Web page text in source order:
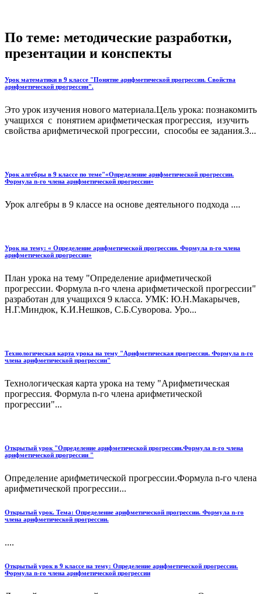
По теме: методические разработки,
презентации и конспекты
Урок математики в 9 классе "Понятие арифметической прогрессии. Свойства
арифметической прогрессии".
Это урок изучения нового материала.Цель урока: познакомить
учащихся с понятием арифметическая прогрессия, изучить
свойства арифметической прогрессии, способы ее задания.З...
Урок алгебры в 9 классе по теме"«Определение арифметической прогрессии.
Формула n-го члена арифметической прогрессии»
Урок алгебры в 9 классе на основе деятельного подхода ....
Урок на тему: « Определение арифметической прогрессии. Формула n-го члена
арифметической прогрессии»
План урока на тему "Определение арифметической
прогрессии. Формула n-го члена арифметической прогрессии"
разработан для учащихся 9 класса. УМК: Ю.Н.Макарычев,
Н.Г.Миндюк, К.И.Нешков, С.Б.Суворова. Уро...
Технологическая карта урока на тему "Арифметическая прогрессия. Формула n-го
члена арифметической прогрессии"
Технологическая карта урока на тему "Арифметическая
прогрессия. Формула n-го члена арифметической
прогрессии"...
Открытый урок "Определение арифметической прогрессии.Формула n-го члена
арифметической прогрессии "
Определение арифметической прогрессии.Формула n-го члена
арифметической прогрессии...
Открытый урок. Тема: Определение арифметической прогрессии. Формула n-го
члена арифметической прогрессии.
....
Открытый урок в 9 классе на тему: Определение арифметической прогрессии.
Формула n-го члена арифметической прогрессии